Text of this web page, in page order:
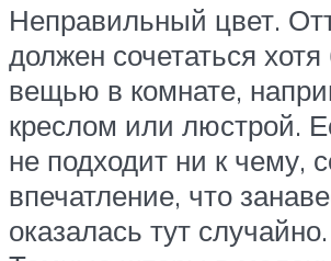
Неправильный цвет.
должен сочетаться
вещью в комнате,
креслом или люстрой.
не подходит ни к чему,
впечатление, что
оказалась тут случайно.